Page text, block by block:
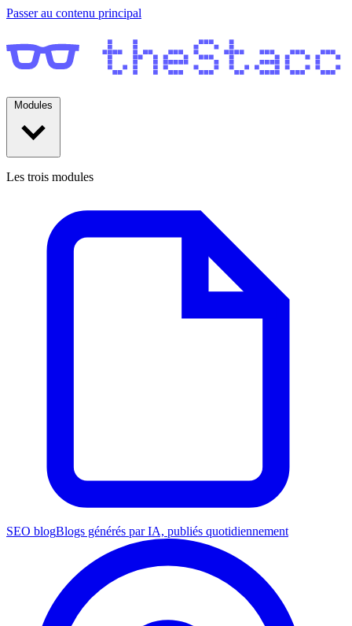
Passer au contenu principal
Les trois modules
SEO blogBlogs générés par IA, publiés quotidiennement